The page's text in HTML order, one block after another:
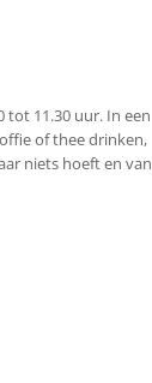
tot 11.30 uur. In een
of thee drinken,
niets hoeft en van